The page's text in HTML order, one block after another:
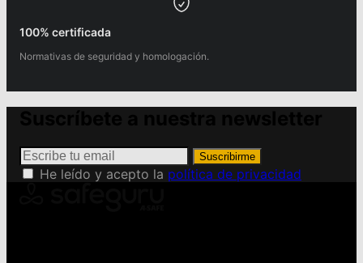
100% certificada
Normativas de seguridad y homologación.
Suscribirme
He leído y acepto la política de privacidad